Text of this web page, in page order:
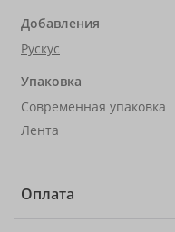
Добавления
Рускус
Упаковка
Современная упаковка
Лента
Оплата